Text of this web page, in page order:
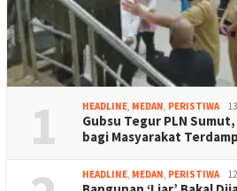
1 HEADLINE, MEDAN, PERISTIWA
Gubsu Tegur PLN
bagi Masyarakat
HEADLINE, MEDAN, PERISTIWA